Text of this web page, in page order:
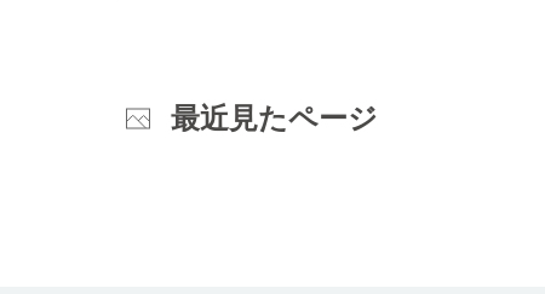
最近見たページ